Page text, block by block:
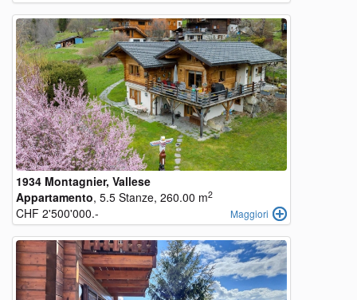
1934 Montagnier, Vallese
Appartamento, 5.5 Stanze, 260.00 m2
CHF 2'500'000.- Maggiori